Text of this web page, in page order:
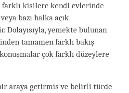
farklı kişilere kendi evlerinde
bazı halka açık
Dolayısıyla, yemekte bulunan
tamamen farklı bakış
çok farklı düzeylere
araya getirmiş ve belirli türde